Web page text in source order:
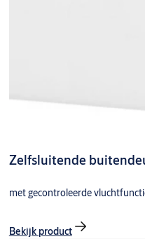
Zelfsluitende
met gecontroleerde
Bekijk product